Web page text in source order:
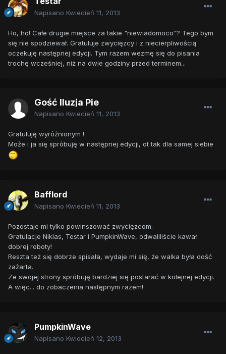
Napisano Kwiecień 11, 2013
Ho, ho! Całe drugie miejsce za takie "niewiadomoco"? Tego bym
się nie spodziewał. Gratuluje zwycięzcy i z niecierpliwością
oczekuję następnej edycji. Tym razem wezmę się do pisania
trochę wcześniej, niż na dwie godziny przed terminem...
Gość Iluzja Pie
Napisano Kwiecień 11, 2013
Gratuluję wyróżnionym !
Może i ja się spróbuję w następnej edycji, ot tak dla samej siebie
Bafflord
Napisano Kwiecień 11, 2013
Pozostaje mi tylko powinszować zwycięzcom.
Gratulacje Niklas, Testar i PumpkinWave, odwaliliście kawał
dobrej roboty!
Reszta też się dobrze spisała, wydaje mi się, że walka była dość
zażarta.
Ze swojej strony spróbuję bardziej się postarać w kolejnej edycji.
A więc... do zobaczenia następnym razem!
PumpkinWave
Napisano Kwiecień 12, 2013